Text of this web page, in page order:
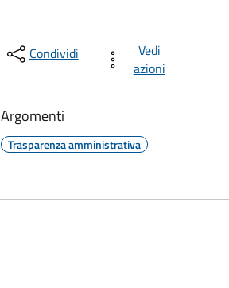
Condividi
Vedi
azioni
Argomenti
Trasparenza amministrativa